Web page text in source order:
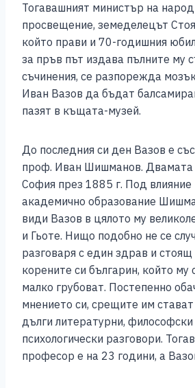
Тогавашният министър на
просвещение, земеделецът
който прави и 70-годишния
за пръв път издава пълните му
съчинения, се разпорежда
Иван Вазов да бъдат
пазят в къщата-музей.
До последния си ден Вазов е
проф. Иван Шишманов. Двамата
София през 1885 г. Под влияние
академично образование
види Вазов в цялото му
и Гьоте. Нищо подобно не се
разговаря с един здрав и
корените си българин, който му
малко грубоват. Постепенно
мнението си, срещите им
дълги литературни,
психологически разговори.
професор е на 23 години, а